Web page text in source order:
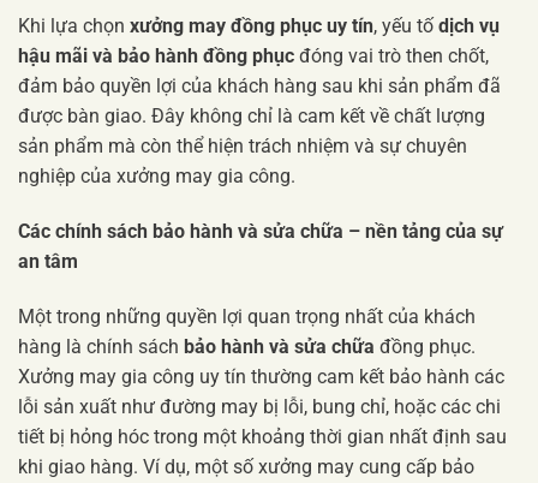
Khi lựa chọn xưởng may đồng phục uy tín, yếu tố dịch vụ
hậu mãi và bảo hành đồng phục đóng vai trò then chốt,
đảm bảo quyền lợi của khách hàng sau khi sản phẩm đã
được bàn giao. Đây không chỉ là cam kết về chất lượng
sản phẩm mà còn thể hiện trách nhiệm và sự chuyên
nghiệp của xưởng may gia công.
Các chính sách bảo hành và sửa chữa – nền tảng của sự
an tâm
Một trong những quyền lợi quan trọng nhất của khách
hàng là chính sách bảo hành và sửa chữa đồng phục.
Xưởng may gia công uy tín thường cam kết bảo hành các
lỗi sản xuất như đường may bị lỗi, bung chỉ, hoặc các chi
tiết bị hỏng hóc trong một khoảng thời gian nhất định sau
khi giao hàng. Ví dụ, một số xưởng may cung cấp bảo